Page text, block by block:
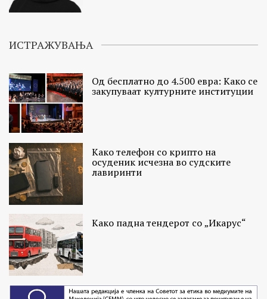
ИСТРАЖУВАЊА
Од бесплатно до 4.500 евра: Како се
закупуваат културните институции
Како телефон со крипто на
осуденик исчезна во судските
лавиринти
Како падна тендерот со „Икарус“